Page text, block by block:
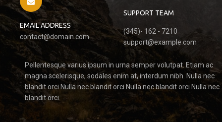
EMAIL ADDRESS
contact@domain.com
SUPPORT TEAM
(345)- 162 - 7210
support@example.com
Pellentesque varius ipsum in urna semper volutpat. Etiam ac
magna scelerisque, sodales enim at, interdum nibh. Nulla nec
blandit orci Nulla nec blandit orci Nulla nec blandit orci Nulla nec
blandit orci.